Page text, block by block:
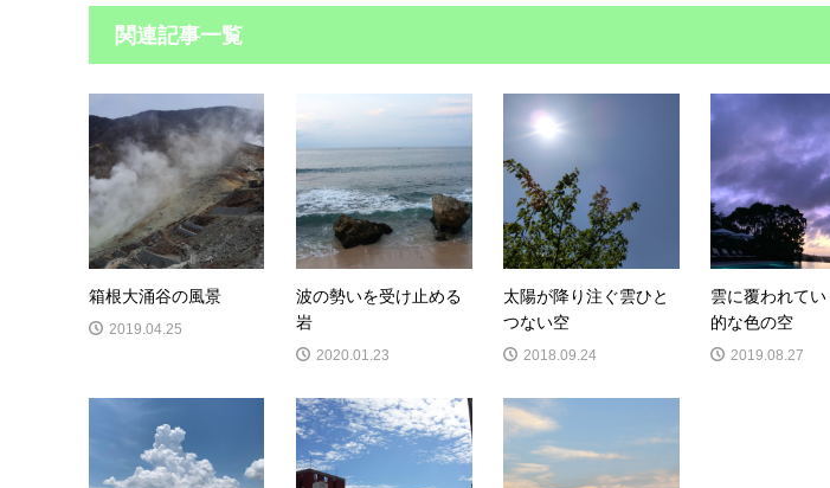
関連記事一覧
箱根大涌谷の風景
2019.04.25
波の勢いを受け止める
岩
2020.01.23
太陽が降り注ぐ雲ひと
つない空
2018.09.24
雲に覆われてい
的な色の空
2019.08.27